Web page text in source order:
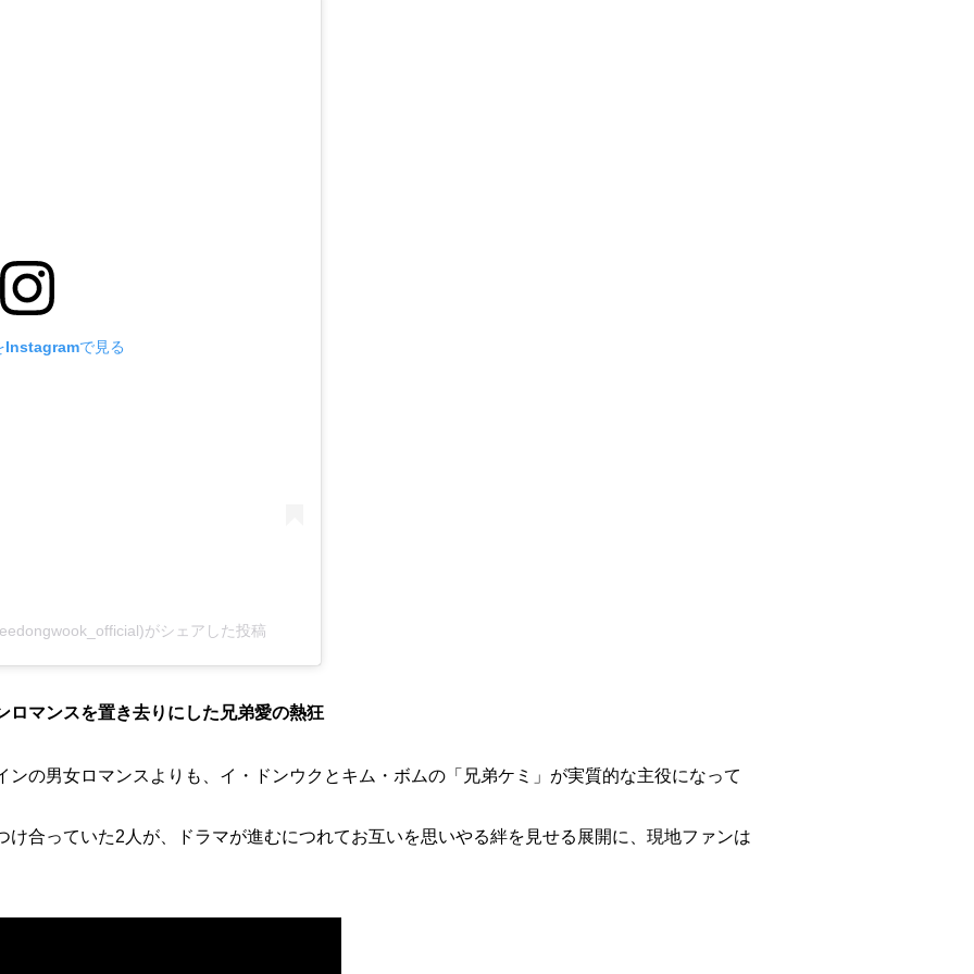
Instagramで見る
がシェアした投稿
ロマンスを置き去りにした兄弟愛の熱狂
ンの男女ロマンスよりも、イ・ドンウクとキム・ボムの「兄弟ケミ」が実質的な主役になって
け合っていた2人が、ドラマが進むにつれてお互いを思いやる絆を見せる展開に、現地ファンは